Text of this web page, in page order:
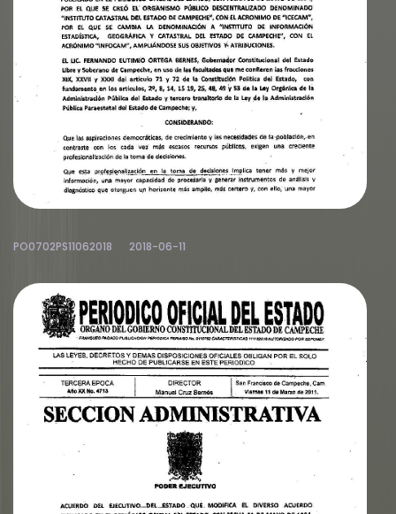
PO0702PS11062018 2018-06-11